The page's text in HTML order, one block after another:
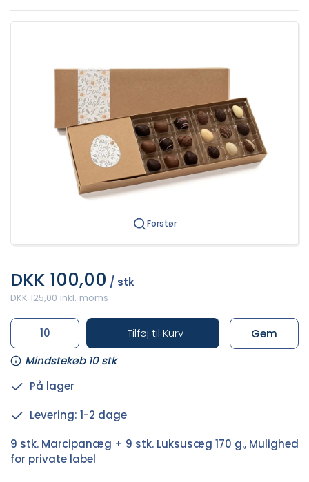
Forstør
DKK 100,00 / stk
DKK 125,00 inkl. moms
Tilføj til Kurv
Mindstekøb 10 stk
Gem
På lager
Levering: 1-2 dage
9 stk. Marcipanæg + 9 stk. Luksusæg 170 g., Mulighed
for private label